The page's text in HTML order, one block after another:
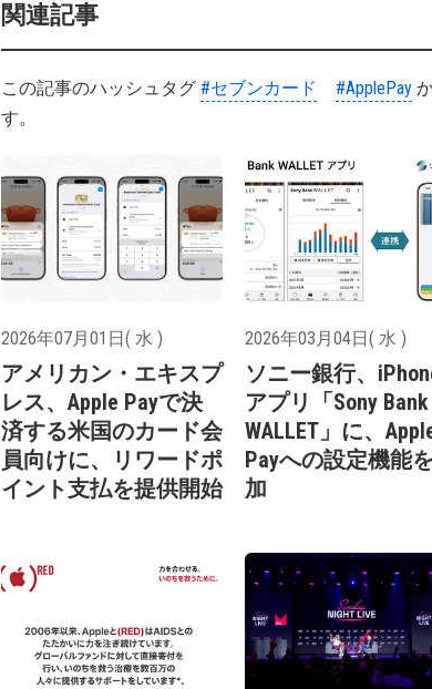
関連記事
この記事のハッシュタグ #セブンカード #ApplePay
す。
2026年07月01日( 水 )
アメリカン・エキスプ
レス、Apple Payで決
済する米国のカード会
員向けに、リワードポ
イント支払を提供開始
2026年03月04日( 水 )
ソニー銀行、
アプリ「Sony Bank
WALLET」に、
Payへの設定機能
加